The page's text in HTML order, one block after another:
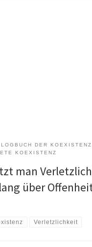
LOGBUCH DER KOEXISTENZ
KOEXISTENZ
man
über
Verletzlichkeit